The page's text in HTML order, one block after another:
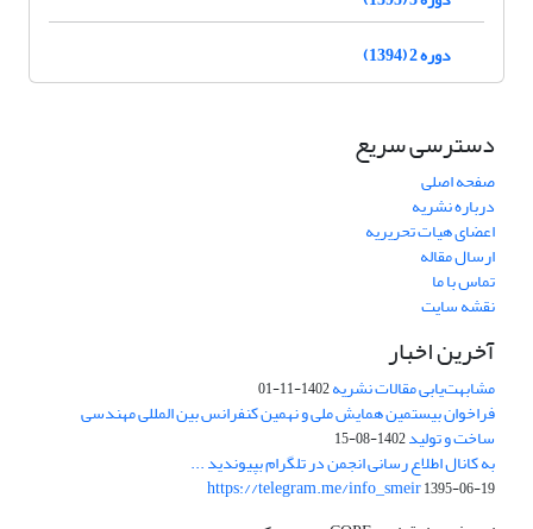
دوره 2 (1394)
دسترسی سریع
صفحه اصلی
درباره نشریه
اعضای هیات تحریریه
ارسال مقاله
تماس با ما
نقشه سایت
آخرین اخبار
مشابهت‌یابی مقالات نشریه1402-11-01
فراخوان بیستمین همایش ملی و نهمین کنفرانس بین المللی مهندسی
ساخت و تولید1402-08-15
به کانال اطلاع رسانی انجمن در تلگرام بپیوندید ...
https://telegram.me/info_smeir1395-06-19